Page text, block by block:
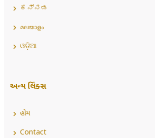
ಕನ್ನಡ
മലയാളം
ଓଡ଼ିଆ
અન્ય લિંક્સ
હોમ
Contact